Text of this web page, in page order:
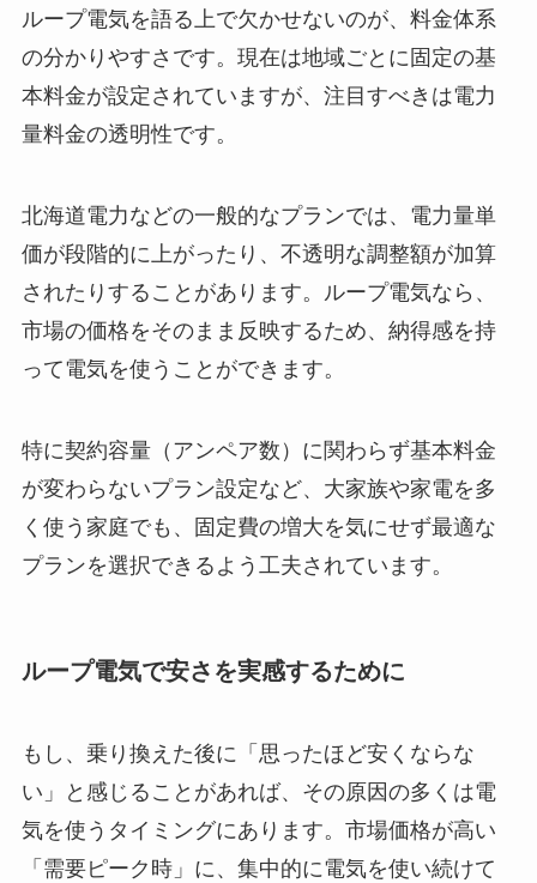
ループ電気を語る上で欠かせないのが、料金体系
の分かりやすさです。現在は地域ごとに固定の基
本料金が設定されていますが、注目すべきは電力
量料金の透明性です。
北海道電力などの一般的なプランでは、電力量単
価が段階的に上がったり、不透明な調整額が加算
されたりすることがあります。ループ電気なら、
市場の価格をそのまま反映するため、納得感を持
って電気を使うことができます。
特に契約容量（アンペア数）に関わらず基本料金
が変わらないプラン設定など、大家族や家電を多
く使う家庭でも、固定費の増大を気にせず最適な
プランを選択できるよう工夫されています。
ループ電気で安さを実感するために
もし、乗り換えた後に「思ったほど安くならな
い」と感じることがあれば、その原因の多くは電
気を使うタイミングにあります。市場価格が高い
「需要ピーク時」に、集中的に電気を使い続けて